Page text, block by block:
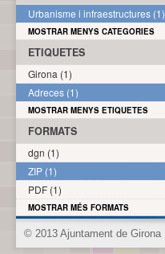
Urbanisme i infraestructures (1)
MOSTRAR MENYS CATEGORIES
ETIQUETES
Girona (1)
Adreces (1)
MOSTRAR MENYS ETIQUETES
FORMATS
dgn (1)
ZIP (1)
PDF (1)
MOSTRAR MÉS FORMATS
© 2013 Ajuntament de Girona